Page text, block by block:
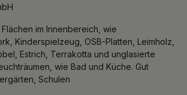
im Innenbereich, wie
Kinderspielzeug, OSB-Platten, Leimholz,
Estrich, Terrakotta und unglasierte
wie Bad und Küche. Gut
Schulen